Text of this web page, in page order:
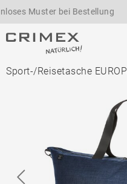
bei Bestellung
Sport-/Reisetasche